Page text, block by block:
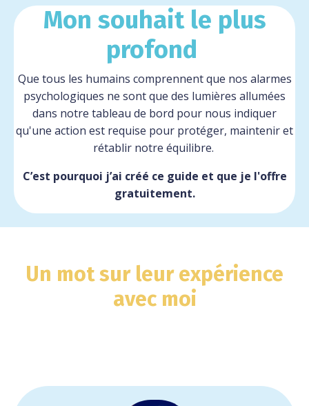
Mon souhait le plus
profond
Que tous les humains comprennent que nos alarmes
psychologiques ne sont que des lumières allumées
dans notre tableau de bord pour nous indiquer
qu'une action est requise pour protéger, maintenir et
rétablir notre équilibre.
C’est pourquoi j’ai créé ce guide et que je l'offre
gratuitement.
Un mot sur leur expérience
avec moi